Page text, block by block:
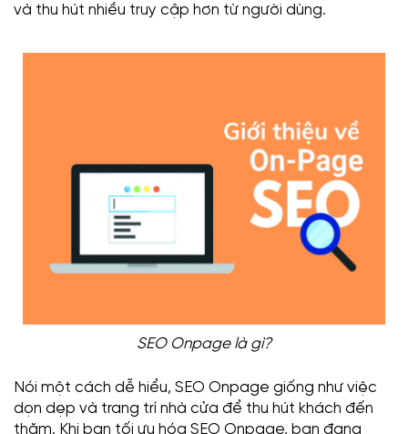
và thu hút nhiều truy cập hơn từ người dùng.
SEO Onpage là gì?
Nói một cách dễ hiểu, SEO Onpage giống như việc
dọn dẹp và trang trí nhà cửa để thu hút khách đến
thăm. Khi bạn tối ưu hóa SEO Onpage, bạn đang